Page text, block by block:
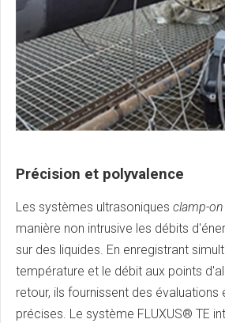
Précision et polyvalence
Les systèmes ultrasoniques clamp-on
manière non intrusive les débits
sur des liquides. En enregistrant
température et le débit aux points
retour, ils fournissent des évaluations
précises. Le système FLUXUS® TE